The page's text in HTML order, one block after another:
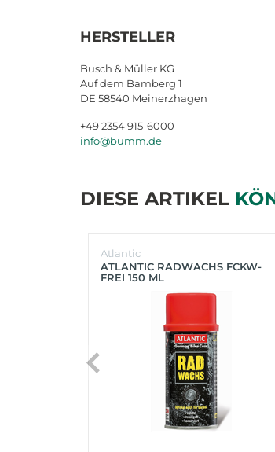
HERSTELLER
Busch & Müller KG
Auf dem Bamberg 1
DE 58540 Meinerzhagen
+49 2354 915-6000
info@bumm.de
DIESE ARTIKEL
Atlantic
ATLANTIC RADWACHS FCKW-
FREI 150 ML